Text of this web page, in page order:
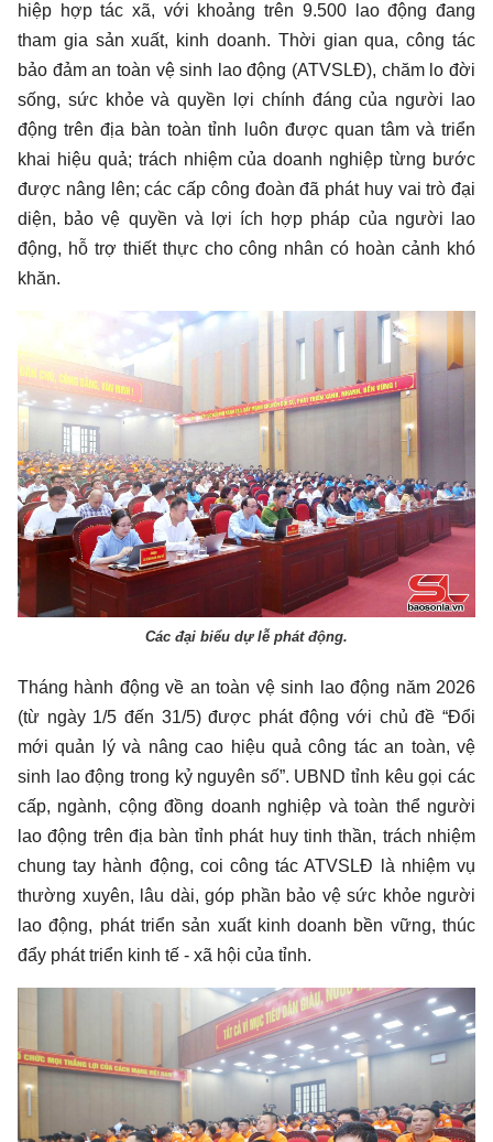
hiệp hợp tác xã, với khoảng trên 9.500 lao động đang
tham gia sản xuất, kinh doanh. Thời gian qua, công tác
bảo đảm an toàn vệ sinh lao động (ATVSLĐ), chăm lo đời
sống, sức khỏe và quyền lợi chính đáng của người lao
động trên địa bàn toàn tỉnh luôn được quan tâm và triển
khai hiệu quả; trách nhiệm của doanh nghiệp từng bước
được nâng lên; các cấp công đoàn đã phát huy vai trò đại
diện, bảo vệ quyền và lợi ích hợp pháp của người lao
động, hỗ trợ thiết thực cho công nhân có hoàn cảnh khó
khăn.
Các đại biểu dự lễ phát động.
Tháng hành động về an toàn vệ sinh lao động năm 2026
(từ ngày 1/5 đến 31/5) được phát động với chủ đề “Đổi
mới quản lý và nâng cao hiệu quả công tác an toàn, vệ
sinh lao động trong kỷ nguyên số”. UBND tỉnh kêu gọi các
cấp, ngành, cộng đồng doanh nghiệp và toàn thể người
lao động trên địa bàn tỉnh phát huy tinh thần, trách nhiệm
chung tay hành động, coi công tác ATVSLĐ là nhiệm vụ
thường xuyên, lâu dài, góp phần bảo vệ sức khỏe người
lao động, phát triển sản xuất kinh doanh bền vững, thúc
đẩy phát triển kinh tế - xã hội của tỉnh.